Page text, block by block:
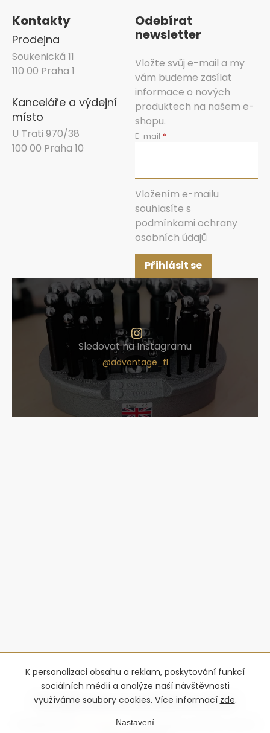
K personalizaci obsahu a reklam, poskytování funkcí
sociálních médií a analýze naší návštěvnosti
využíváme soubory cookies. Více informací zde.
Nastavení
Kontakty
Prodejna
Soukenická 11
110 00 Praha 1
Kanceláře a výdejní
místo
U Trati 970/38
100 00 Praha 10
Odebírat
newsletter
Vložte svůj e-mail a my
vám budeme zasílat
informace o nových
produktech na našem e-
shopu.
E-mail
Vložením e-mailu
souhlasíte s
podmínkami ochrany
osobních údajů
Přihlásit se
Sledovat na Instagramu
Advantage-fl. Všechna práva vyhrazena.